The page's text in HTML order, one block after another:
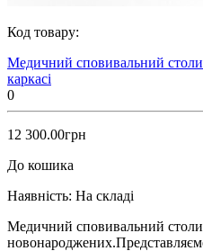
Код товару:
Медичний сповивальний
каркасі
0
12 300.00грн
До кошика
Наявність: На складі
Медичний сповивальний